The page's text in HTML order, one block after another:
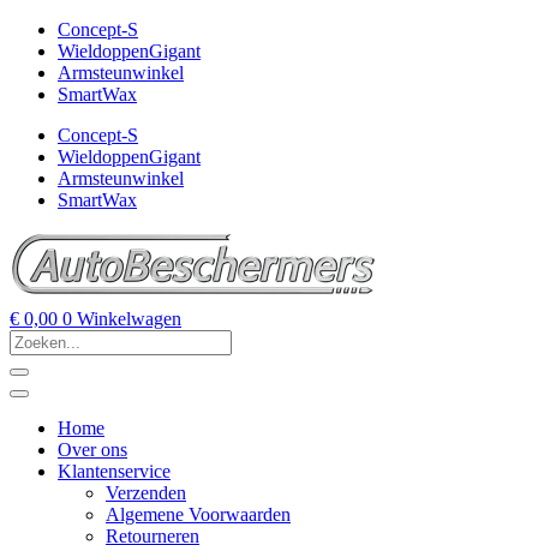
Concept-S
WieldoppenGigant
Armsteunwinkel
SmartWax
Concept-S
WieldoppenGigant
Armsteunwinkel
SmartWax
€ 0,00 0 Winkelwagen
Home
Over ons
Klantenservice
Verzenden
Algemene Voorwaarden
Retourneren